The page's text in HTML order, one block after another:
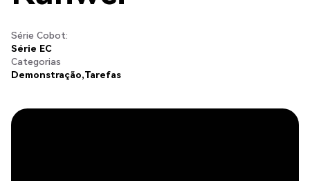
Série Cobot:
Série EC
Categorias
Demonstração Tarefas